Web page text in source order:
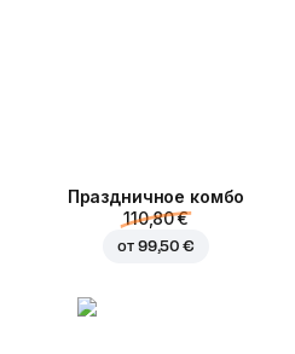
Праздничное комбо
110,80 €
от 99,50 €